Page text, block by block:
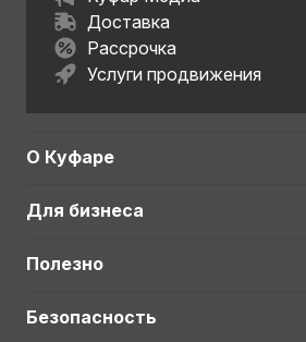
Доставка
Рассрочка
Услуги продвижения
О Куфаре
Для бизнеса
Полезно
Безопасность